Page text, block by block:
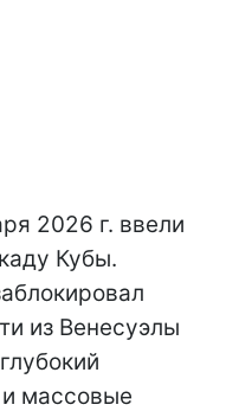
2026 г. ввели
Кубы.
из Венесуэлы
и массовые